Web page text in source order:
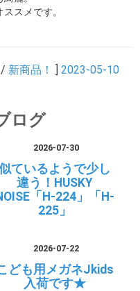
スメです。
/ 新商品！ ] 2023-05-10
ログ
2026-07-30
ているようで少し
違う！HUSKY
「H-224」「H-
225」
2026-07-22
ども用メガネJkids
入荷です★